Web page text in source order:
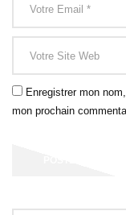
Enregistrer mon
mon prochain